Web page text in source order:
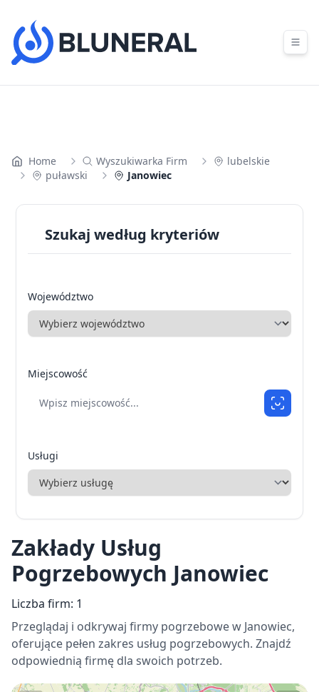
Home Wyszukiwarka Firm
lubelskie
puławski
Janowiec
Szukaj według kryteriów
Województwo
Miejscowość
Usługi
Zakłady Usług
Pogrzebowych Janowiec
Liczba firm: 1
Przeglądaj i odkrywaj firmy pogrzebowe w Janowiec,
oferujące pełen zakres usług pogrzebowych. Znajdź
odpowiednią firmę dla swoich potrzeb.